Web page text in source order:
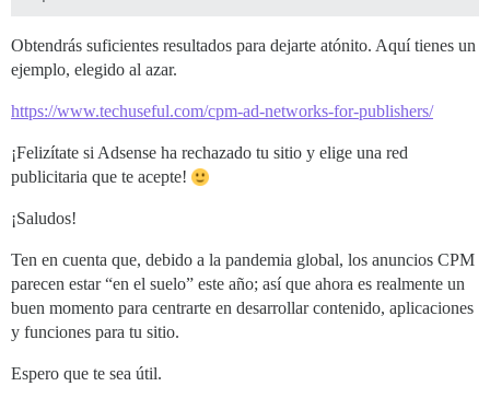
Obtendrás suficientes resultados para dejarte atónito. Aquí tienes un
ejemplo, elegido al azar.
https://www.techuseful.com/cpm-ad-networks-for-publishers/
¡Felizítate si Adsense ha rechazado tu sitio y elige una red
publicitaria que te acepte!
¡Saludos!
Ten en cuenta que, debido a la pandemia global, los anuncios CPM
parecen estar “en el suelo” este año; así que ahora es realmente un
buen momento para centrarte en desarrollar contenido, aplicaciones
y funciones para tu sitio.
Espero que te sea útil.